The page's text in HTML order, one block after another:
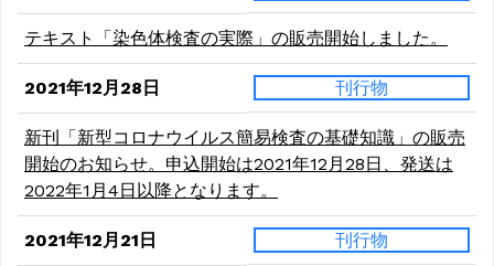
テキスト「染色体検査の実際」の販売開始しました。
2021年12月28日 刊行物
新刊「新型コロナウイルス簡易検査の基礎知識」の販売
開始のお知らせ。申込開始は2021年12月28日、発送は
2022年1月4日以降となります。
2021年12月21日 刊行物